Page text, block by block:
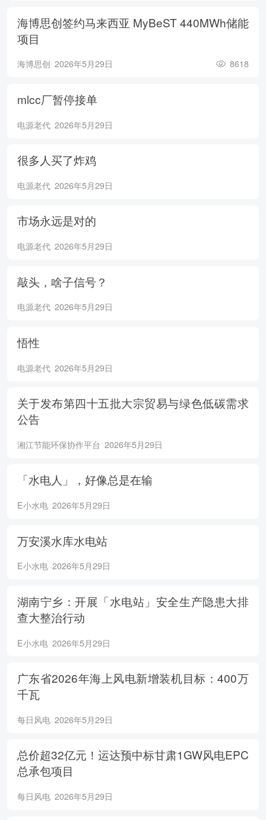
海博思创签约马来西亚 MyBeST 440MWh储能
项目
海博思创 2026年5月29日 8618
mlcc厂暂停接单
电源老代 2026年5月29日
很多人买了炸鸡
电源老代 2026年5月29日
市场永远是对的
电源老代 2026年5月29日
敲头，啥子信号？
电源老代 2026年5月29日
悟性
电源老代 2026年5月29日
关于发布第四十五批大宗贸易与绿色低碳需求
公告
湘江节能环保协作平台 2026年5月29日
「水电人」，好像总是在输
E小水电 2026年5月29日
万安溪水库水电站
E小水电 2026年5月29日
湖南宁乡：开展「水电站」安全生产隐患大排
查大整治行动
E小水电 2026年5月29日
广东省2026年海上风电新增装机目标：400万
千瓦
每日风电 2026年5月29日
总价超32亿元！运达预中标甘肃1GW风电EPC
总承包项目
每日风电 2026年5月29日